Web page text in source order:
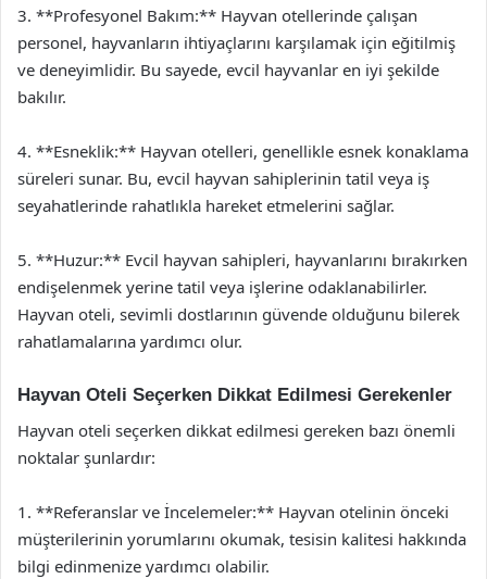
3. **Profesyonel Bakım:** Hayvan otellerinde çalışan
personel, hayvanların ihtiyaçlarını karşılamak için eğitilmiş
ve deneyimlidir. Bu sayede, evcil hayvanlar en iyi şekilde
bakılır.
4. **Esneklik:** Hayvan otelleri, genellikle esnek konaklama
süreleri sunar. Bu, evcil hayvan sahiplerinin tatil veya iş
seyahatlerinde rahatlıkla hareket etmelerini sağlar.
5. **Huzur:** Evcil hayvan sahipleri, hayvanlarını bırakırken
endişelenmek yerine tatil veya işlerine odaklanabilirler.
Hayvan oteli, sevimli dostlarının güvende olduğunu bilerek
rahatlamalarına yardımcı olur.
Hayvan Oteli Seçerken Dikkat Edilmesi Gerekenler
Hayvan oteli seçerken dikkat edilmesi gereken bazı önemli
noktalar şunlardır:
1. **Referanslar ve İncelemeler:** Hayvan otelinin önceki
müşterilerinin yorumlarını okumak, tesisin kalitesi hakkında
bilgi edinmenize yardımcı olabilir.